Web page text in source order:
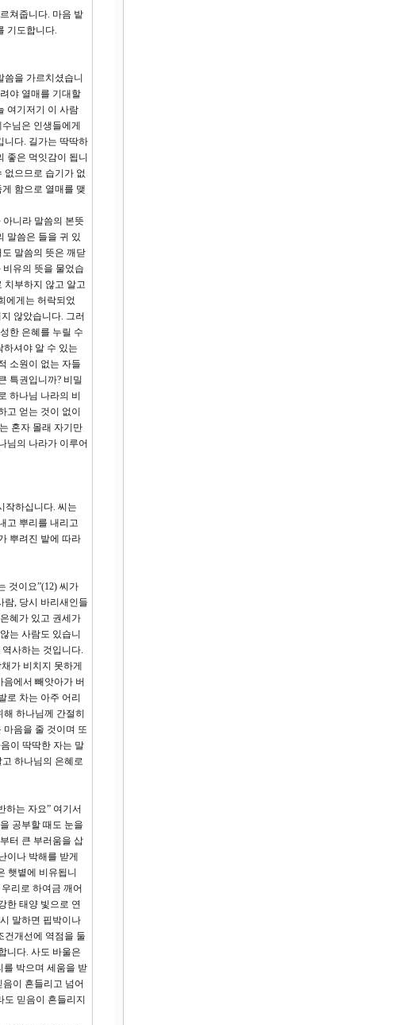
쳐줍니다. 마음 밭
기도합니다.
을 가르치셨습니
야 열매를 기대할
여기저기 이 사람
님은 인생들에게
니다. 길가는 딱딱하
좋은 먹잇감이 됩니
없으므로 습기가 없
함으로 열매를 맺
니라 말씀의 본뜻
말씀은 들을 귀 있
말씀의 뜻은 깨닫
유의 뜻을 물었습
치부하지 않고 알고
에게는 허락되었
않았습니다. 그러
한 은혜를 누릴 수
하셔야 알 수 있는
소원이 없는 자들
특권입니까? 비밀
하나님 나라의 비
고 얻는 것이 없이
혼자 몰래 자기만
님의 나라가 이루어
작하십니다. 씨는
고 뿌리를 내리고
뿌려진 밭에 따라
것이요”(12) 씨가
람, 당시 바리새인들
혜가 있고 권세가
는 사람도 있습니
사하는 것입니다.
가 비치지 못하게
에서 빼앗아가 버
로 차는 아주 어리
하나님께 간절히
마음을 줄 것이며 또
이 딱딱한 자는 말
하나님의 은혜로
하는 자요” 여기서
공부할 때도 눈을
터 큰 부러움을 삽
이나 박해를 받게
햇볕에 비유됩니
리로 하여금 깨어
한 태양 빛으로 연
말하면 핍박이나
건개선에 역점을 둘
니다. 사도 바울은
를 박으며 세움을 받
이 흔들리고 넘어
믿음이 흔들리지